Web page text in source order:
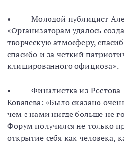
• Молодой публицист
«Организаторам удалось
творческую атмосферу,
спасибо и за четкий
клишированного официоза».
• Финалистка из Ростова-
Ковалева: «Было сказано
чем с нами нигде больше не
Форум получился не только
открытие себя как человека,